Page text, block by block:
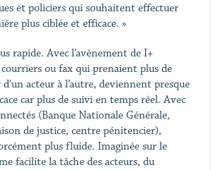
et policiers qui souhaitent effectuer
plus ciblée et efficace. »
rapide. Avec l’avènement de I+
ou fax qui prenaient plus de
acteur à l’autre, deviennent presque
car plus de suivi en temps réel. Avec
(Banque Nationale Générale,
de justice, centre pénitencier),
plus fluide. Imaginée sur le
facilite la tâche des acteurs, du